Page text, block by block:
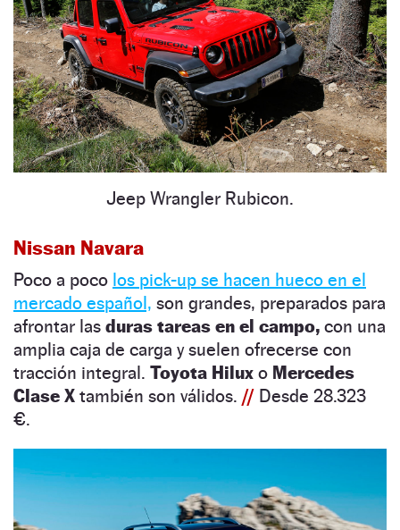
Jeep Wrangler Rubicon.
Nissan Navara
Poco a poco los pick-up se hacen hueco en el
mercado español, son grandes, preparados para
afrontar las duras tareas en el campo, con una
amplia caja de carga y suelen ofrecerse con
tracción integral. Toyota Hilux o Mercedes
Clase X también son válidos. // Desde 28.323
€.